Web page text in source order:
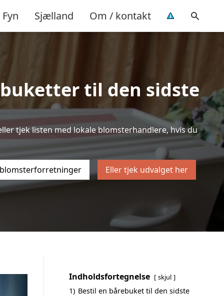
Fyn Sjælland Om / kontakt
til den sidste
tjek listen med lokale blomsterhandlere, hvis du
Eller tjek udvalget her
Indholdsfortegnelse skjul
1) Bestil en bårebuket til den sidste